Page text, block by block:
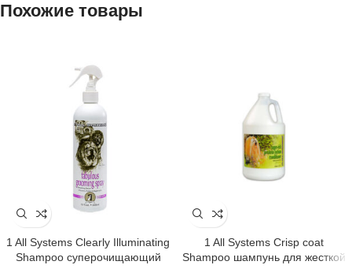
Похожие товары
1 All Systems Clearly Illuminating
Shampoo суперочищающий
1 All Systems Crisp coat
Shampoo шампунь для жесткой